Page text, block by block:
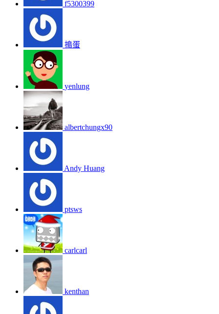
f5300399
搗蛋
yenlung
albertchungx90
Andy Huang
ptsws
carlcarl
kenthan